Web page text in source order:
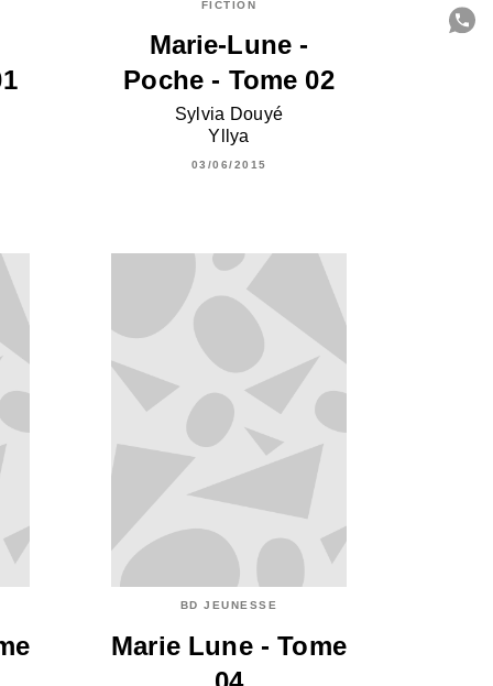
FICTION
Marie-Lune -
Poche - Tome 02
Sylvia Douyé
Yllya
03/06/2015
BD JEUNESSE
Marie Lune - Tome